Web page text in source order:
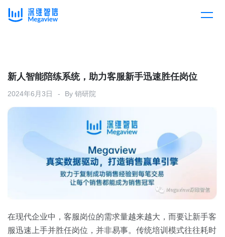
产品总览
产品集成
解决方案
按行业
消费医疗
房地产
客户案例
资源中心
关于我们
新人智能陪练系统，助力客服新手迅速胜任岗位
2024年6月3日 By 销研院
在现代企业中，客服岗位的需求量越来越大，而要让新手客
服迅速上手并胜任岗位，并非易事。传统培训模式往往耗时